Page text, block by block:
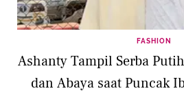
FASHION
Ashanty Tampil Serba
dan Abaya saat Puncak